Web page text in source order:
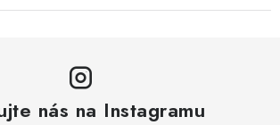
nás na Instagramu